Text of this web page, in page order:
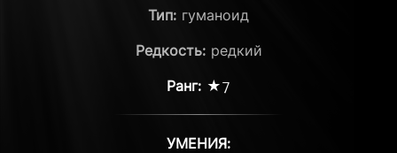
Тип: гуманоид
Редкость: редкий
Ранг: ★7
УМЕНИЯ: